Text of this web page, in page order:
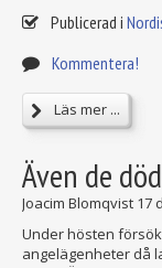
Publicerad i
Kommentera!
Läs mer ...
Även de
Joacim Blomqvist 17
Under hösten
angelägenheter då